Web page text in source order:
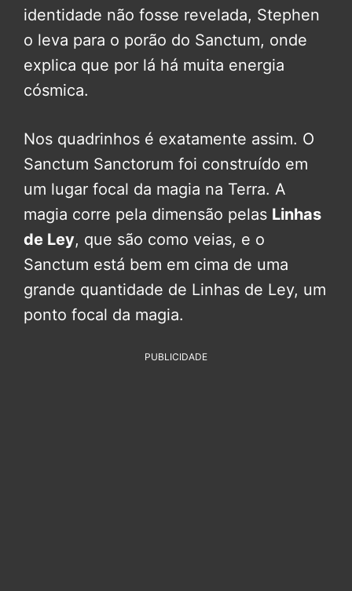
identidade não fosse revelada, Stephen
o leva para o porão do Sanctum, onde
explica que por lá há muita energia
cósmica.
Nos quadrinhos é exatamente assim. O
Sanctum Sanctorum foi construído em
um lugar focal da magia na Terra. A
magia corre pela dimensão pelas Linhas
de Ley, que são como veias, e o
Sanctum está bem em cima de uma
grande quantidade de Linhas de Ley, um
ponto focal da magia.
PUBLICIDADE